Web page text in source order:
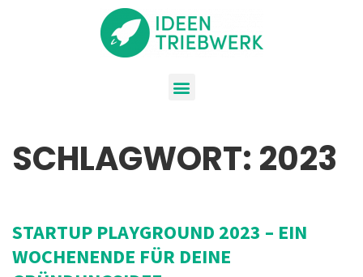
SCHLAGWORT: 2023
STARTUP PLAYGROUND 2023 – EIN
WOCHENENDE FÜR DEINE